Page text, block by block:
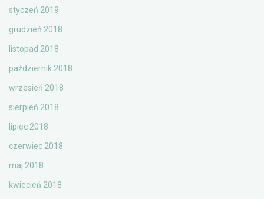
styczeń 2019
grudzień 2018
listopad 2018
październik 2018
wrzesień 2018
sierpień 2018
lipiec 2018
czerwiec 2018
maj 2018
kwiecień 2018